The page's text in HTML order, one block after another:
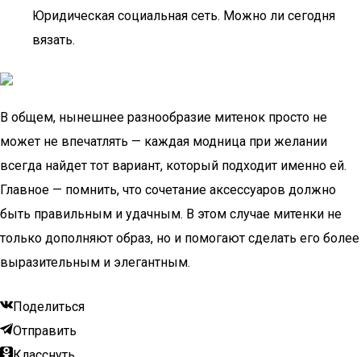
Юридическая социальная сеть. Можно ли сегодня
вязать.
В общем, нынешнее разнообразие митенок просто не
может не впечатлять — каждая модница при желании
всегда найдет тот вариант, который подходит именно ей.
Главное — помнить, что сочетание аксессуаров должно
быть правильным и удачным. В этом случае митенки не
только дополняют образ, но и помогают сделать его более
выразительным и элегантным.
Поделиться
Отправить